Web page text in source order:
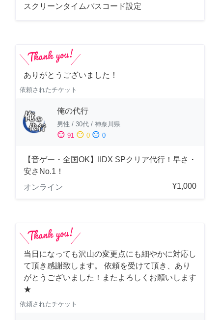
スクリーンタイムパスコード設定
ありがとうございました！
依頼されたチケット
俺の代行
男性 / 30代 / 神奈川県
sentiment_satisfied 91 sentiment_neutral 0 sentiment_dissatisfied 0
【音ゲー・全国OK】IIDX SPクリア代行！早さ・
安さNo.1！
オンライン
¥1,000
当日になっても沢山の変更点にも細やかに対応し
て頂き感謝致します。 依頼を受けて頂き、あり
がとうございました！またよろしくお願いします
★
依頼されたチケット